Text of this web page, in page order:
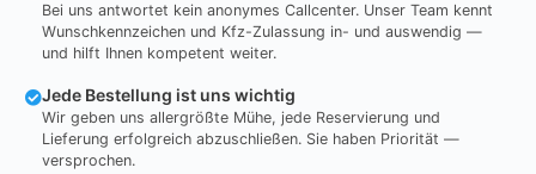
Bei uns antwortet kein anonymes Callcenter. Unser Team kennt
Wunschkennzeichen und Kfz-Zulassung in- und auswendig —
und hilft Ihnen kompetent weiter.
Jede Bestellung ist uns wichtig
Wir geben uns allergrößte Mühe, jede Reservierung und
Lieferung erfolgreich abzuschließen. Sie haben Priorität —
versprochen.